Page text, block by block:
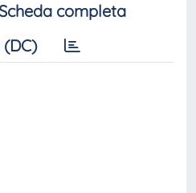
completa